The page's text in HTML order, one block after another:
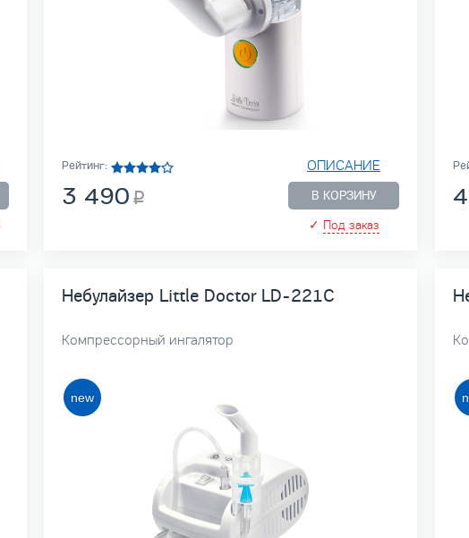
ОПИСАНИЕ
В КОРЗИНУ
✓ Под заказ
Рейтинг:
3 490
Небулайзер Little Doctor LD-221C
Компрессорный ингалятор